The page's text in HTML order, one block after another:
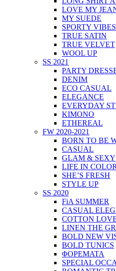
LOVE MY
MY SUEDE
SPORTY VIBES
TRUE SATIN
TRUE VELVET
WOOL UP
SS 2021
PARTY
DENIM
ECO CASUAL
ELEGANCE
EVERYDAY
KIMONO
ETHEREAL
FW 2020-2021
BORN TO BE
CASUAL
GLAM & SEXY
LIFE IN COLOR
SHE’S FRESH
STYLE UP
SS 2020
FiA SUMMER
CASUAL
COTTON
LINEN THE
BOLD NEW
BOLD TUNICS
ΦΟΡΕΜΑΤΑ
SPECIAL